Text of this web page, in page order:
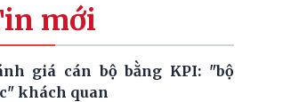
mới
giá cán bộ bằng KPI: "bộ
khách quan